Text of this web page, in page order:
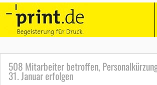
508 Mitarbeiter betroffen,
31. Januar erfolgen